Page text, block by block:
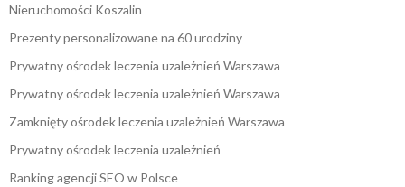
Nieruchomości Koszalin
Prezenty personalizowane na 60 urodziny
Prywatny ośrodek leczenia uzależnień Warszawa
Prywatny ośrodek leczenia uzależnień Warszawa
Zamknięty ośrodek leczenia uzależnień Warszawa
Prywatny ośrodek leczenia uzależnień
Ranking agencji SEO w Polsce